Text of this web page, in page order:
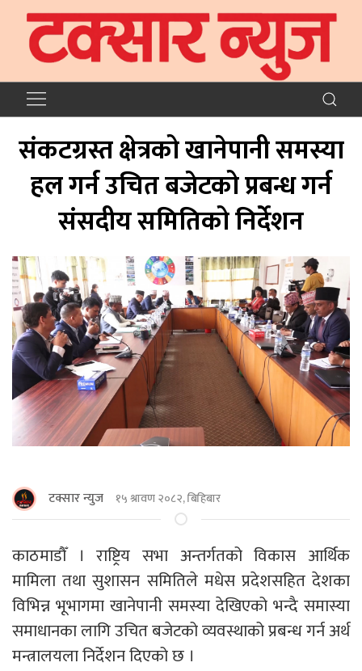
संकटग्रस्त क्षेत्रको खानेपानी समस्या
हल गर्न उचित बजेटको प्रबन्ध गर्न
संसदीय समितिको निर्देशन
टक्सार न्युज १५ श्रावण २०८२, बिहिबार
काठमाडाैँ । राष्ट्रिय सभा अन्तर्गतको विकास आर्थिक
मामिला तथा सुशासन समितिले मधेस प्रदेशसहित देशका
विभिन्न भूभागमा खानेपानी समस्या देखिएको भन्दै समास्या
समाधानका लागि उचित बजेटको व्यवस्थाको प्रबन्ध गर्न अर्थ
मन्त्रालयला निर्देशन दिएको छ ।